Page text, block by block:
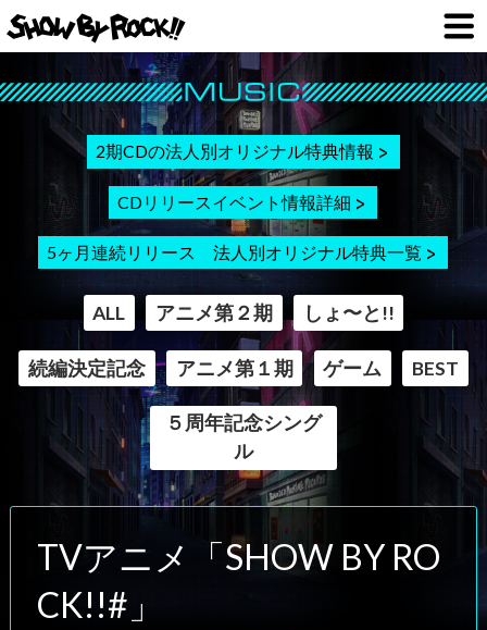
2期CDの法人別オリジナル特典情報
CDリリースイベント情報詳細
5ヶ月連続リリース 法人別オリジナル特典一覧
ALL アニメ第２期 しょ〜と!!
続編決定記念 アニメ第１期 ゲーム BEST
５周年記念シング
ル
TVアニメ「SHOW BY RO
CK!!#」